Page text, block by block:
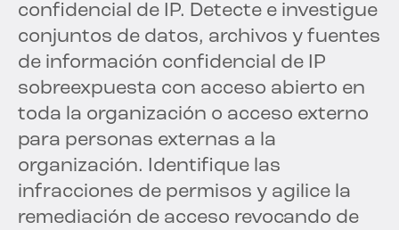
confidencial de IP. Detecte e investigue
conjuntos de datos, archivos y fuentes
de información confidencial de IP
sobreexpuesta con acceso abierto en
toda la organización o acceso externo
para personas externas a la
organización. Identifique las
infracciones de permisos y agilice la
remediación de acceso revocando de